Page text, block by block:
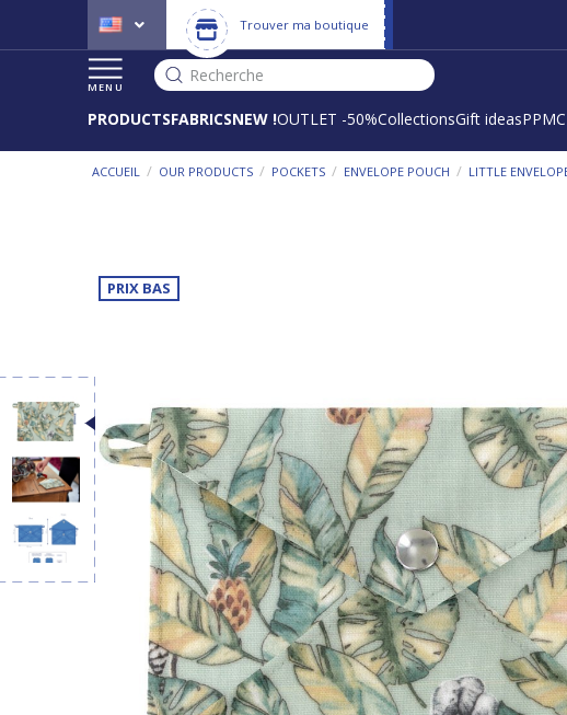
Trouver ma boutique
MENU
Recherche
PRODUCTSFABRICSNEW !OUTLET -50%CollectionsGift ideas
ACCUEIL / OUR PRODUCTS / POCKETS / ENVELOPE POUCH / LITTLE
PRIX BAS